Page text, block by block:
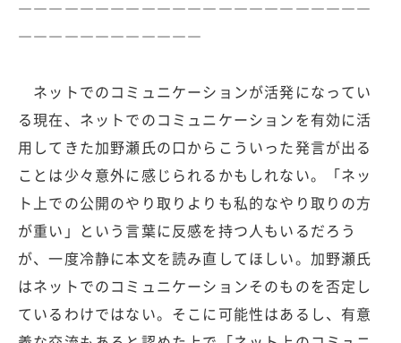
―――――――――――――――――――――――
――――――――――――
ネットでのコミュニケーションが活発になってい
る現在、ネットでのコミュニケーションを有効に活
用してきた加野瀬氏の口からこういった発言が出る
ことは少々意外に感じられるかもしれない。「ネッ
ト上での公開のやり取りよりも私的なやり取りの方
が重い」という言葉に反感を持つ人もいるだろう
が、一度冷静に本文を読み直してほしい。加野瀬氏
はネットでのコミュニケーションそのものを否定し
ているわけではない。そこに可能性はあるし、有意